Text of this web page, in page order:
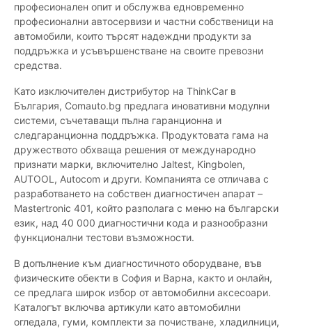
професионален опит и обслужва едновременно
професионални автосервизи и частни собственици на
автомобили, които търсят надеждни продукти за
поддръжка и усъвършенстване на своите превозни
средства.
Като изключителен дистрибутор на ThinkCar в
България, Comauto.bg предлага иновативни модулни
системи, съчетаващи пълна гаранционна и
следгаранционна поддръжка. Продуктовата гама на
дружеството обхваща решения от международно
признати марки, включително Jaltest, Kingbolen,
AUTOOL, Autocom и други. Компанията се отличава с
разработването на собствен диагностичен апарат –
Mastertronic 401, който разполага с меню на български
език, над 40 000 диагностични кода и разнообразни
функционални тестови възможности.
В допълнение към диагностичното оборудване, във
физическите обекти в София и Варна, както и онлайн,
се предлага широк избор от автомобилни аксесоари.
Каталогът включва артикули като автомобилни
огледала, гуми, комплекти за почистване, хладилници,